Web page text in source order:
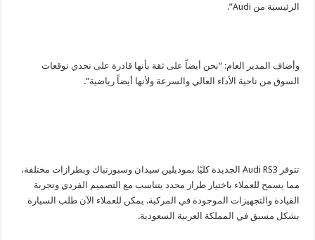
الرئيسية من Audi”.
وأضاف المدير العام: “نحن أيضاً على ثقة بأنها قادرة على تحدي توقعات
السوق من ناحية الأداء العالي والسرعة ولأنها أيضاً رياضية”.
تتوفر Audi RS3 الجديدة كليًا بموديلين سيدان وسبورتباك وبطرازات مختلفة،
مما يسمح للعملاء باختيار طراز محدد يتناسب مع التصميم الفردي وتجربة
القيادة والتجهيزات الموجودة في المركبة. يمكن للعملاء الآن طلب السيارة
بشكل مسبق في المملكة العربية السعودية.